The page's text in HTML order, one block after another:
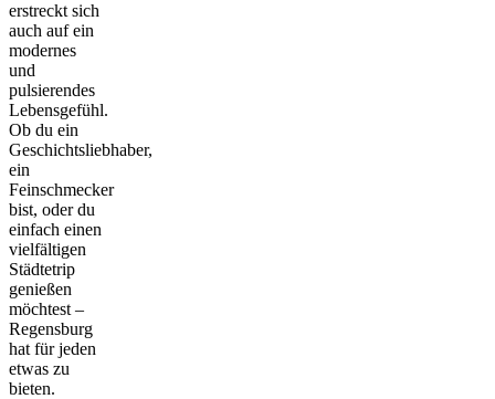
erstreckt sich
auch auf ein
modernes
und
pulsierendes
Lebensgefühl.
Ob du ein
Geschichtsliebhaber,
ein
Feinschmecker
bist, oder du
einfach einen
vielfältigen
Städtetrip
genießen
möchtest –
Regensburg
hat für jeden
etwas zu
bieten.